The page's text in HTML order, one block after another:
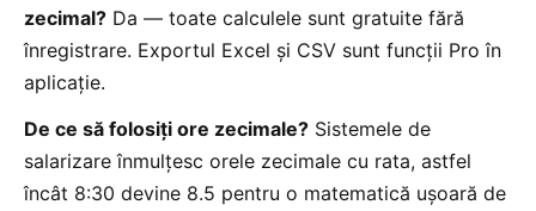
zecimal? Da — toate calculele sunt gratuite fără
înregistrare. Exportul Excel și CSV sunt funcții Pro în
aplicație.
De ce să folosiți ore zecimale? Sistemele de
salarizare înmulțesc orele zecimale cu rata, astfel
încât 8:30 devine 8.5 pentru o matematică ușoară de